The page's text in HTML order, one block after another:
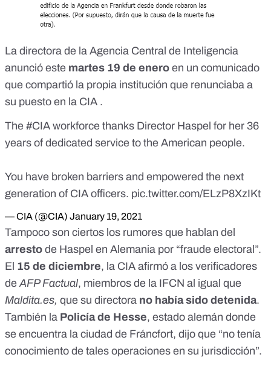
La directora de la Agencia Central de Inteligencia
anunció este martes 19 de enero en un comunicado
que compartió la propia institución que renunciaba a
su puesto en la CIA .
The #CIA workforce thanks Director Haspel for her 36
years of dedicated service to the American people.
You have broken barriers and empowered the next
generation of CIA officers. pic.twitter.com/ELzP8XzIKt
— CIA (@CIA) January 19, 2021
Tampoco son ciertos los rumores que hablan del
arresto de Haspel en Alemania por “fraude electoral”.
El 15 de diciembre, la CIA afirmó a los verificadores
de AFP Factual, miembros de la IFCN al igual que
Maldita.es, que su directora no había sido detenida.
También la Policía de Hesse, estado alemán donde
se encuentra la ciudad de Fráncfort, dijo que “no tenía
conocimiento de tales operaciones en su jurisdicción”.